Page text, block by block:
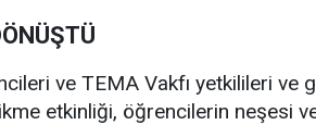
ve TEMA Vakfı yetkilileri ve
etkinliği, öğrencilerin neşesi